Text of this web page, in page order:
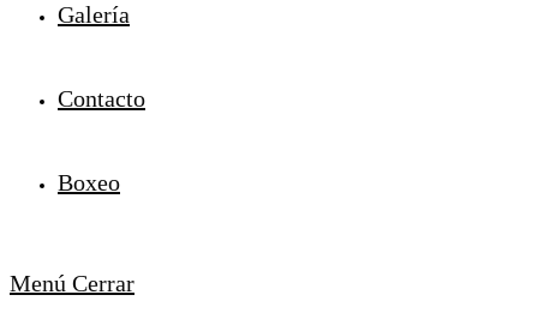
Galería
Contacto
Boxeo
Menú Cerrar